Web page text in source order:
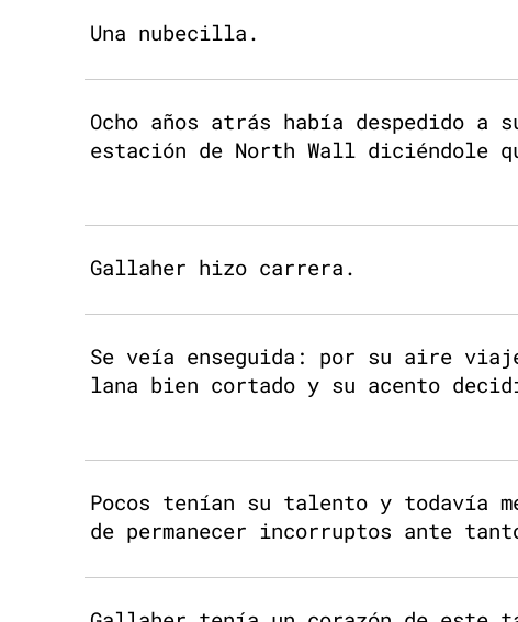
Una nubecilla.
Ocho años atrás había despedido a
estación de North Wall diciéndole
Gallaher hizo carrera.
Se veía enseguida: por su aire
lana bien cortado y su acento
Pocos tenían su talento y todavía
de permanecer incorruptos ante